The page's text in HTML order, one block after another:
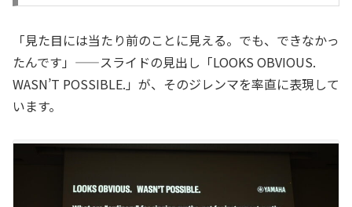
「見た目には当たり前のことに見える。でも、できなかっ
たんです」——スライドの見出し「LOOKS OBVIOUS.
WASN’T POSSIBLE.」が、そのジレンマを率直に表現して
います。